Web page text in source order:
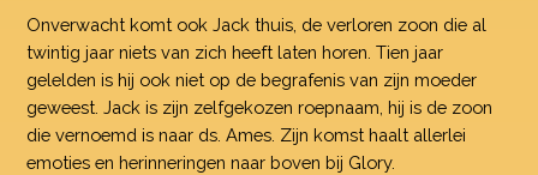
Onverwacht komt ook Jack thuis, de verloren zoon die al
twintig jaar niets van zich heeft laten horen. Tien jaar
gelelden is hij ook niet op de begrafenis van zijn moeder
geweest. Jack is zijn zelfgekozen roepnaam, hij is de zoon
die vernoemd is naar ds. Ames. Zijn komst haalt allerlei
emoties en herinneringen naar boven bij Glory.